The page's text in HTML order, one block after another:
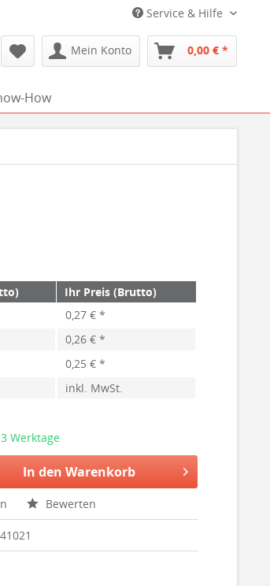
Service & Hilfe
Mein Konto 0,00 € *
How
Ihr Preis (Brutto)
0,27 € *
0,26 € *
0,25 € *
inkl. MwSt.
Werktage
In den Warenkorb
Bewerten